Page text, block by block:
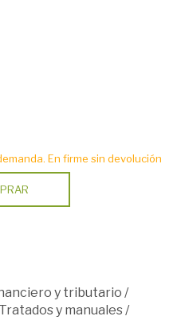
En firme sin devolución
y tributario /
Tratados y manuales/